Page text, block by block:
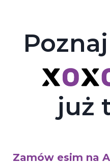
już
Zamów esim na